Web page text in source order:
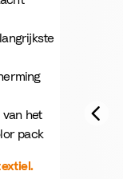
van het
pack